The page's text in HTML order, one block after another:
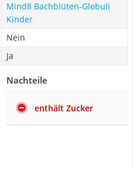
Mind8 Bachblüten-Globuli
Kinder
Nein
Ja
Nachteile
enthält Zucker